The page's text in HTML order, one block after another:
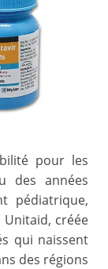
pour les
des années
pédiatrique,
Unitaid, créée
qui naissent
des régions